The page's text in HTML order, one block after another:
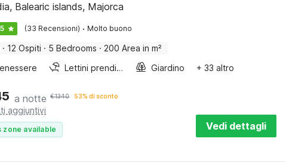
Balearic islands, Majorca
(33 Recensioni) · Molto buono
· 12 Ospiti · 5 Bedrooms · 200 Area in m²
Lettini prendisole Giardino + 33 altro
a notte €1340 53% di sconto
aggiuntivi
zone available Vedi dettagli